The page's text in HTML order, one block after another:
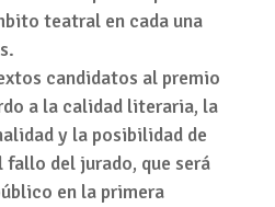
teatral en cada una
candidatos al premio
a la calidad literaria, la
y la posibilidad de
fallo del jurado, que será
en la primera